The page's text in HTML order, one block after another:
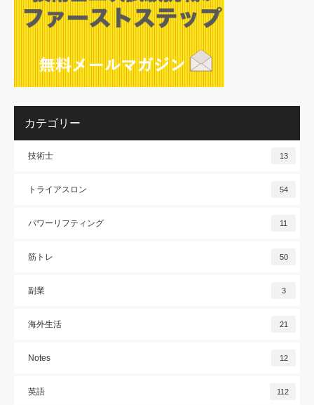
カテゴリー
技術士 13
トライアスロン 54
パワーリフティング 11
筋トレ 50
副業 3
海外生活 21
Notes 12
英語 112